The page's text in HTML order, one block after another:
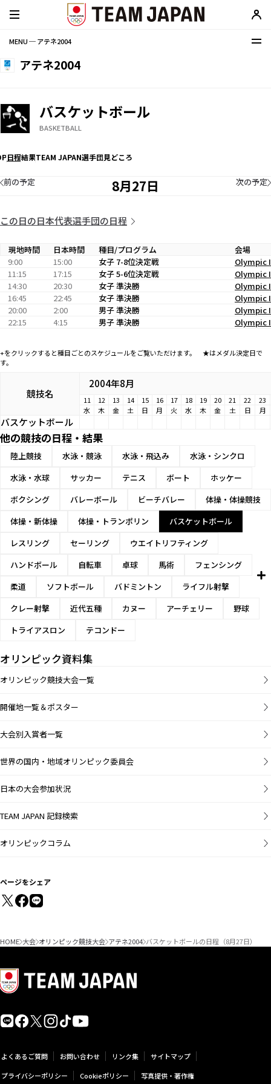
MENU ─ アテネ2004
アテネ2004
バスケットボール
BASKETBALL
日程結果TEAM JAPAN選手団見どころ
8月27日
前の予定 次の予定
この日の日本代表選手団の日程
現地時間 日本時間 種目/プログラム
会場
9:00
15:00 女子 7-8位決定戦
Olympic
11:15
17:15 女子 5-6位決定戦
Olympic
14:30
20:30 女子 準決勝
Olympic
16:45
22:45 女子 準決勝
Olympic
20:00
2:00 男子 準決勝
Olympic
22:15
4:15 男子 準決勝 Olympic
+をクリックすると種目ごとのスケジュールをご覧いただけます。 ★はメダル決定日で
す。
競技名
2004年8月
11 12 13 14 15 16 17 18 19 20 21 22
23
水
木 金 土 日 月 火 水 木 金 土 日 月
バスケットボール
他の競技の日程・結果
陸上競技 水泳・競泳 水泳・飛込み
水泳・シンクロ
水泳・水球
サッカー テニス ボート
ホッケー
ボクシング
バレーボール ビーチバレー
体操・体操競技
体操・新体操
体操・トランポリン
バスケットボール
レスリング
セーリング
ウエイトリフティング
ハンドボール
自転車 卓球 馬術
フェンシング
柔道
ソフトボール バドミントン
ライフル射撃
クレー射撃
近代五種 カヌー アーチェリー
野球
トライアスロン
テコンドー
オリンピック資料集
オリンピック競技大会一覧
開催地一覧＆ポスター
大会別入賞者一覧
世界の国内・地域オリンピック委員会
日本の大会参加状況
TEAM JAPAN 記録検索
オリンピックコラム
ページをシェア
HOME 大会 オリンピック競技大会 アテネ2004 バスケットボールの日程（8月27日）
よくあるご質問 お問い合わせ リンク集
サイトマップ
プライバシーポリシー
Cookieポリシー 写真提供・著作権